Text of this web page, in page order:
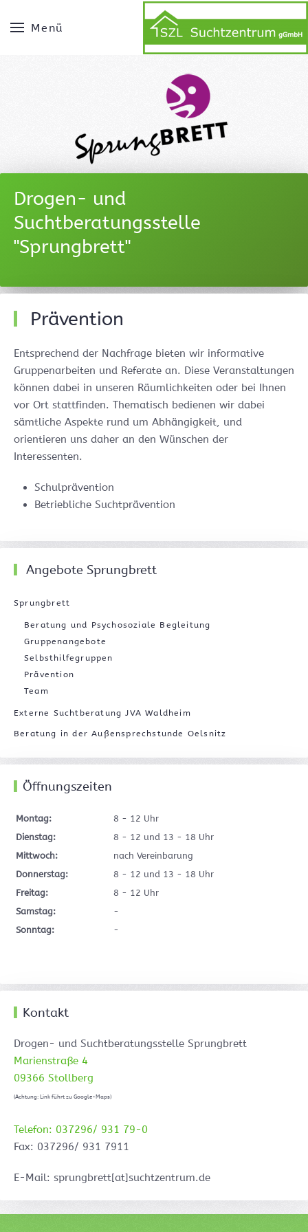
Menü
Drogen- und
Suchtberatungsstelle
"Sprungbrett"
Prävention
Entsprechend der Nachfrage bieten wir informative
Gruppenarbeiten und Referate an. Diese Veranstaltungen
können dabei in unseren Räumlichkeiten oder bei Ihnen
vor Ort stattfinden. Thematisch bedienen wir dabei
sämtliche Aspekte rund um Abhängigkeit, und
orientieren uns daher an den Wünschen der
Interessenten.
Schulprävention
Betriebliche Suchtprävention
Angebote Sprungbrett
Sprungbrett
Beratung und Psychosoziale Begleitung
Gruppenangebote
Selbsthilfegruppen
Prävention
Team
Externe Suchtberatung JVA Waldheim
Beratung in der Außensprechstunde Oelsnitz
Öffnungszeiten
Montag:
8 - 12 Uhr
Dienstag:
8 - 12 und 13 - 18 Uhr
Mittwoch:
nach Vereinbarung
Donnerstag:
8 - 12 und 13 - 18 Uhr
Freitag:
8 - 12 Uhr
Samstag:
-
Sonntag:
-
Kontakt
Drogen- und Suchtberatungsstelle Sprungbrett
Marienstraße 4
09366 Stollberg
(Achtung: Link führt zu Google-Maps)
Telefon: 037296/ 931 79-0
Fax: 037296/ 931 7911
E-Mail: sprungbrett[at]suchtzentrum.de